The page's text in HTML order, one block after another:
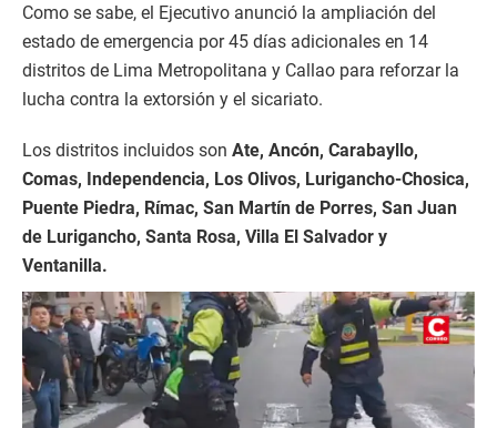
Como se sabe, el Ejecutivo anunció la ampliación del
estado de emergencia por 45 días adicionales en 14
distritos de Lima Metropolitana y Callao para reforzar la
lucha contra la extorsión y el sicariato.
Los distritos incluidos son Ate, Ancón, Carabayllo,
Comas, Independencia, Los Olivos, Lurigancho-Chosica,
Puente Piedra, Rímac, San Martín de Porres, San Juan
de Lurigancho, Santa Rosa, Villa El Salvador y
Ventanilla.